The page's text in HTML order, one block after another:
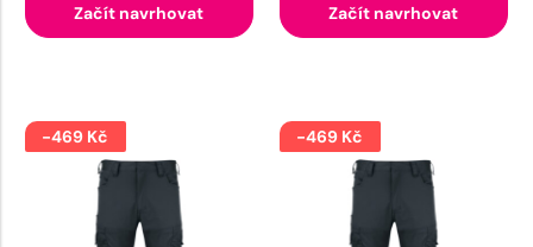
Začít navrhovat Začít navrhovat
-469 Kč -469 Kč